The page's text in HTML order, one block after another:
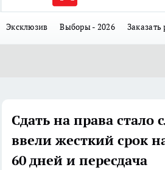
Эксклюзив Выборы - 2026
Сдать на права стало
ввели жесткий срок
60 дней и пересдача